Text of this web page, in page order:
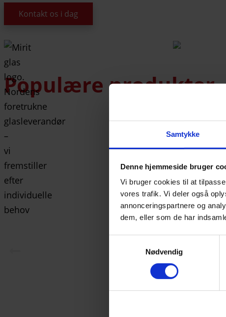
Samtykke
Denne hjemmeside bruger
Vi bruger cookies til at
vores trafik. Vi deler også
annonceringspartnere og
dem, eller som de har
Nødvendig
Kontakt os i dag
Populære produkter